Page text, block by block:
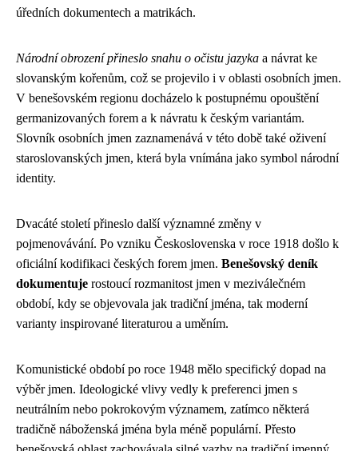
úředních dokumentech a matrikách.
Národní obrození přineslo snahu o očistu jazyka a návrat ke
slovanským kořenům, což se projevilo i v oblasti osobních jmen.
V benešovském regionu docházelo k postupnému opouštění
germanizovaných forem a k návratu k českým variantám.
Slovník osobních jmen zaznamenává v této době také oživení
staroslovanských jmen, která byla vnímána jako symbol národní
identity.
Dvacáté století přineslo další významné změny v
pojmenovávání. Po vzniku Československa v roce 1918 došlo k
oficiální kodifikaci českých forem jmen. Benešovský deník
dokumentuje rostoucí rozmanitost jmen v meziválečném
období, kdy se objevovala jak tradiční jména, tak moderní
varianty inspirované literaturou a uměním.
Komunistické období po roce 1948 mělo specifický dopad na
výběr jmen. Ideologické vlivy vedly k preferenci jmen s
neutrálním nebo pokrokovým významem, zatímco některá
tradičně náboženská jména byla méně populární. Přesto